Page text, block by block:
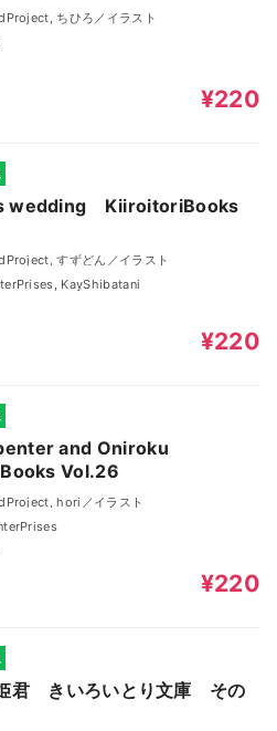
ちひろ／イラスト
¥220
wedding KiiroitoriBooks
すずどん／イラスト
KayShibatani
¥220
and Oniroku
Vol.26
hori／イラスト
¥220
君 きいろいとり文庫 その